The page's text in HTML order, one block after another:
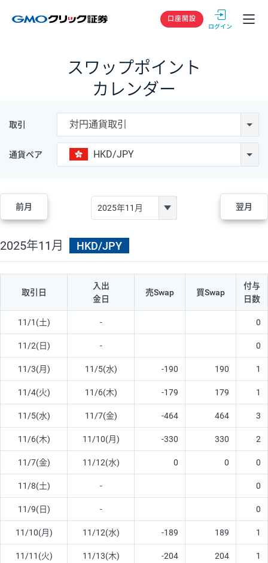
GMOクリック
口座開設
スワップポイント
カレンダー
取引 対円通貨取引
通貨ペア HKD/JPY
前月 翌月
2025年11月 HKD/JPY
取引日
入出
金日
売Swap 買Swap
付与
日数
11/1(土) - 0
11/2(日) - 0
11/3(月) 11/5(水) -190 190 1
11/4(火) 11/6(木) -179 179 1
11/5(水) 11/7(金) -464 464 3
11/6(木) 11/10(月) -330 330 2
11/7(金) 11/12(水) 0 0 0
11/8(土) - 0
11/9(日) - 0
11/10(月) 11/12(水) -189 189 1
11/11(火) 11/13(木) -204 204 1